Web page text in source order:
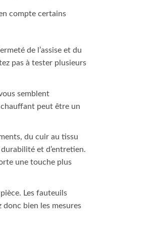
compte certains
de l’assise et du
pas à tester plusieurs
semblent
chauffant peut être un
du cuir au tissu
et d’entretien.
une touche plus
Les fauteuils
bien les mesures